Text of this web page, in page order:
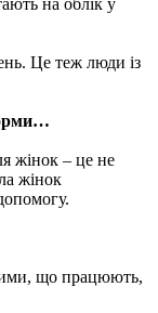
Це теж люди із
жінок – це не
жінок
що працюють,